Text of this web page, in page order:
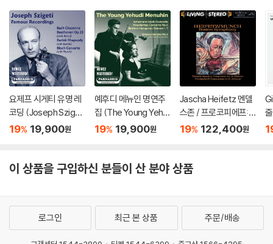
요제프 시게티 유명 레
코딩 (Joseph Szigeti
Famous Recording
19% 19,900원
예후디 메뉴인 명연주
집 (The Young Yehu
di Menuhin)
19% 19,900원
Jascha Heifetz 멘델
스존 / 프로코피에프:
바이올린 협주곡 - 야
19% 122,400원
이 상품을 구입하신 분들이 산 분야 상품
로그인 최근 본 상품 주문/배송